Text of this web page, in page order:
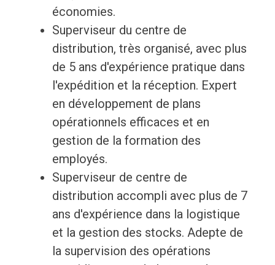
économies.
Superviseur du centre de
distribution, très organisé, avec plus
de 5 ans d'expérience pratique dans
l'expédition et la réception. Expert
en développement de plans
opérationnels efficaces et en
gestion de la formation des
employés.
Superviseur de centre de
distribution accompli avec plus de 7
ans d'expérience dans la logistique
et la gestion des stocks. Adepte de
la supervision des opérations